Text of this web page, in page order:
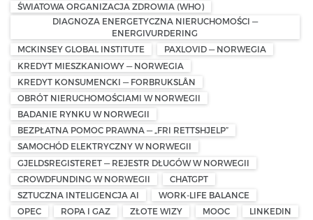
ŚWIATOWA ORGANIZACJA ZDROWIA (WHO)
DIAGNOZA ENERGETYCZNA NIERUCHOMOŚCI —
ENERGIVURDERING
MCKINSEY GLOBAL INSTITUTE
PAXLOVID — NORWEGIA
KREDYT MIESZKANIOWY — NORWEGIA
KREDYT KONSUMENCKI — FORBRUKSLÅN
OBRÓT NIERUCHOMOŚCIAMI W NORWEGII
BADANIE RYNKU W NORWEGII
BEZPŁATNA POMOC PRAWNA — „FRI RETTSHJELP”
SAMOCHÓD ELEKTRYCZNY W NORWEGII
GJELDSREGISTERET — REJESTR DŁUGÓW W NORWEGII
CROWDFUNDING W NORWEGII
CHATGPT
SZTUCZNA INTELIGENCJA AI
WORK-LIFE BALANCE
OPEC
ROPA I GAZ ZŁOTE WIZY MOOC
LINKEDIN